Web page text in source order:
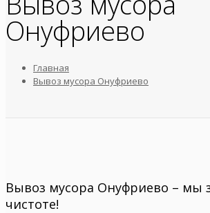
Онуфриево
Главная
Вывоз мусора Онуфриево
Вывоз мусора Онуфриево – мы
чистоте!